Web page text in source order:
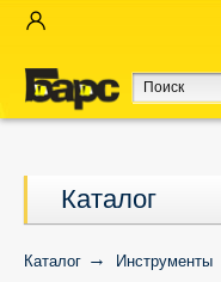
Каталог
Каталог Инструменты